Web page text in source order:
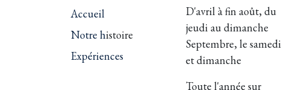
Accueil
Notre histoire
Expériences
D'avril à fin août, du
jeudi au dimanche
Septembre, le samedi
et dimanche
Toute l'année sur